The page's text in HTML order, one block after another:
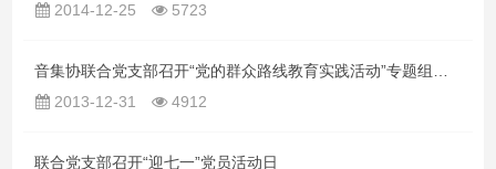
2014-12-25
5723
音集协联合党支部召开“党的群众路线教育实践活动”专题组织生活会
2013-12-31
4912
联合党支部召开“迎七一”党员活动日